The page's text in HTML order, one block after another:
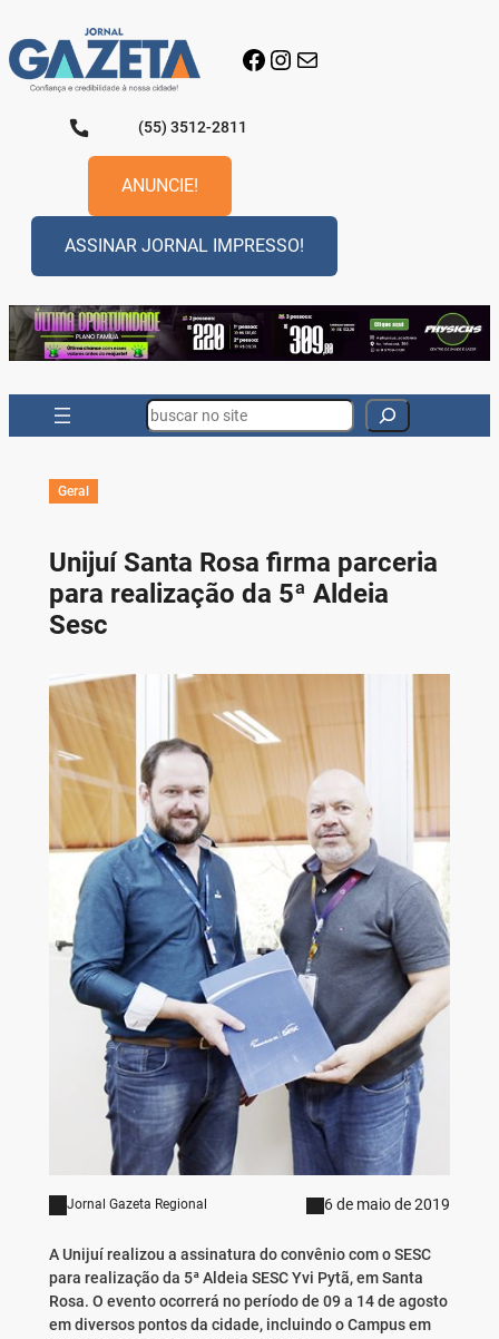
para
o
conteúdo
Facebook
Instagram
E-mail
(55) 3512-2811
ANUNCIE!
ASSINAR JORNAL IMPRESSO!
Search
Geral
Unijuí Santa Rosa firma parceria
para realização da 5ª Aldeia
Sesc
Jornal Gazeta Regional 6 de maio de 2019
A Unijuí realizou a assinatura do convênio com o SESC
para realização da 5ª Aldeia SESC Yvi Pytã, em Santa
Rosa. O evento ocorrerá no período de 09 a 14 de agosto
em diversos pontos da cidade, incluindo o Campus em